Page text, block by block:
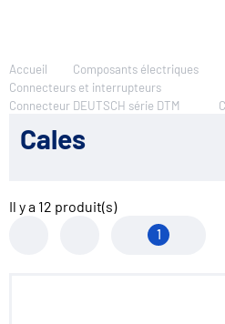
Accueil
Composants électriques
Connecteurs et interrupteurs
Connecteur DEUTSCH série DTM
Cales
Il y a 12 produit(s)
1